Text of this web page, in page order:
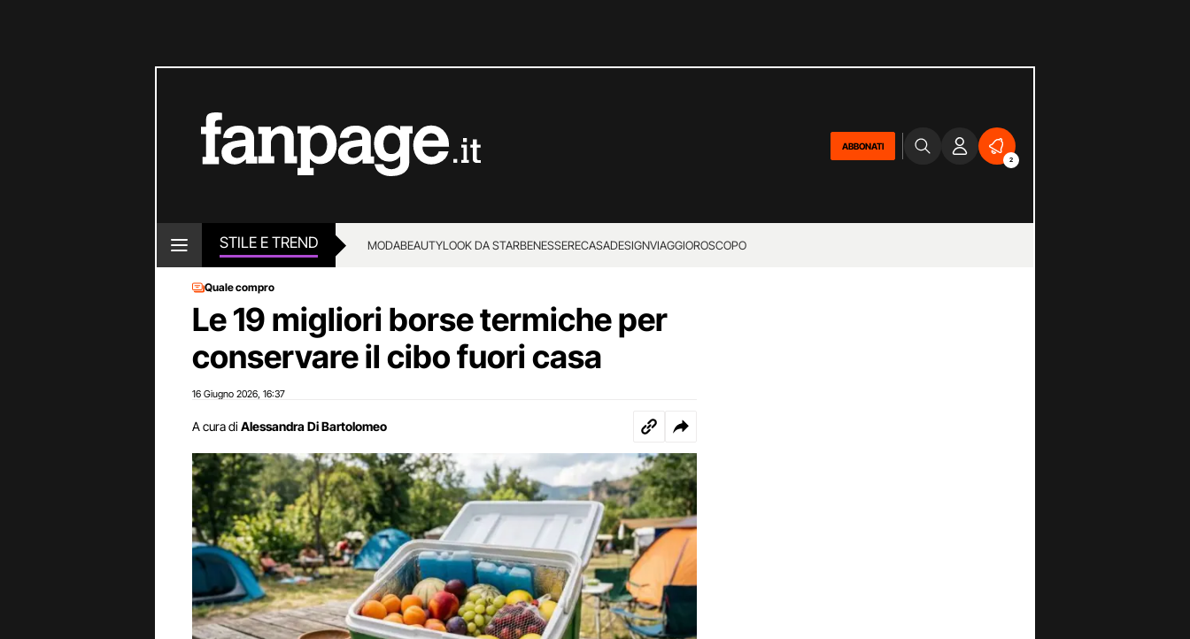
ABBONATI
2
STILE E TREND MODABEAUTYLOOK DA STARBENESSERECASADESIGNVIAGGIOROSCOPO
Quale compro
Le 19 migliori borse termiche per
conservare il cibo fuori casa
16 Giugno 2026 16:37
A cura di Alessandra Di Bartolomeo